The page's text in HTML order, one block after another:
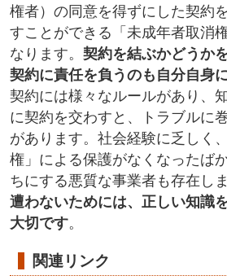
権者）の同意を得ずにした契約
すことができる「未成年者取消
なります。 契約を結ぶかどうか
契約に責任を負うのも自分自身
契約には様々なルールがあり、
に契約を交わすと、トラブルに
があります。社会経験に乏しく
権」による保護がなくなったば
ちにする悪質な事業者も存在しま
遭わないためには、正しい知識
大切です。
関連リンク